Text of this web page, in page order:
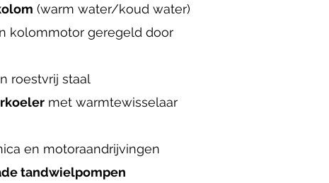
(warm water/koud water)
kolommotor geregeld door
roestvrij staal
met warmtewisselaar
en motoraandrijvingen
tandwielpompen